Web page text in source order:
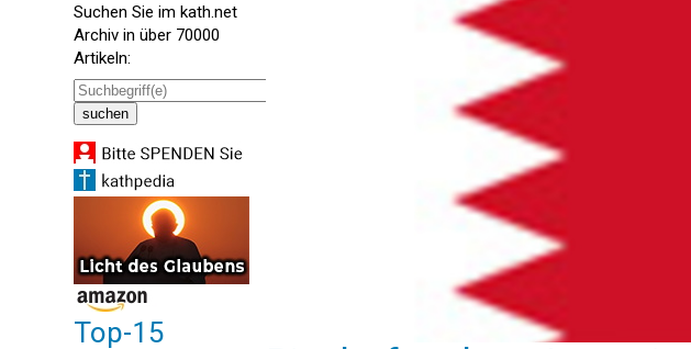
Suchen Sie im kath.net
Archiv in über 70000
Artikeln:
Top-15